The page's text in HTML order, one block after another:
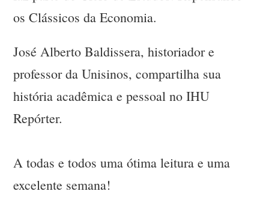
os Clássicos da Economia.
José Alberto Baldissera, historiador e
professor da Unisinos, compartilha sua
história acadêmica e pessoal no IHU
Repórter.
A todas e todos uma ótima leitura e uma
excelente semana!